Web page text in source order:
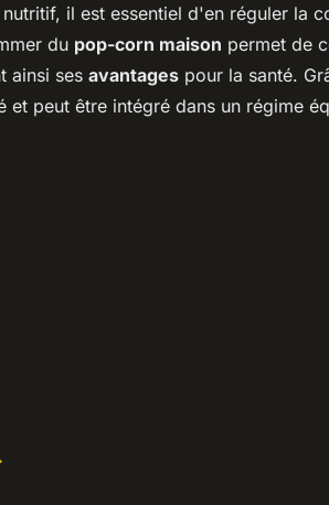
il est essentiel d'en réguler la
du pop-corn maison permet de
ainsi ses avantages pour la santé.
peut être intégré dans un régime